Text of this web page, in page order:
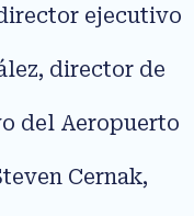
ejecutivo
director de
del Aeropuerto
Cernak,